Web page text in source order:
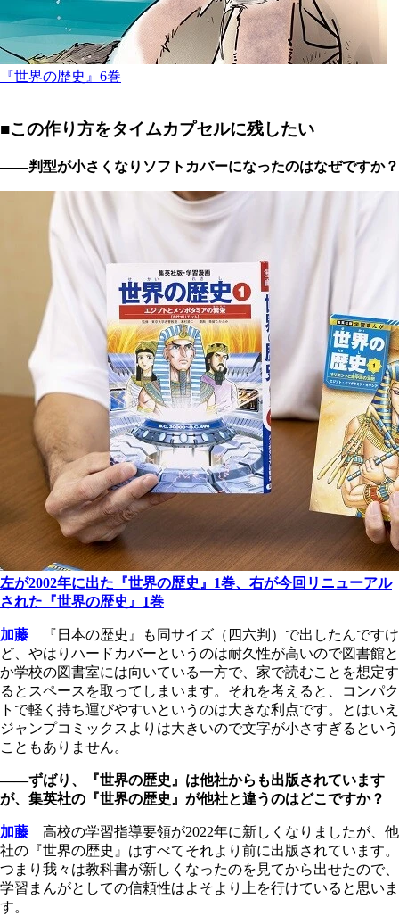
『世界の歴史』6巻
■この作り方をタイムカプセルに残したい
――判型が小さくなりソフトカバーになったのはなぜですか？
左が2002年に出た『世界の歴史』1巻、右が今回リニューアル
された『世界の歴史』1巻
加藤 『日本の歴史』も同サイズ（四六判）で出したんですけ
ど、やはりハードカバーというのは耐久性が高いので図書館と
か学校の図書室には向いている一方で、家で読むことを想定す
るとスペースを取ってしまいます。それを考えると、コンパク
トで軽く持ち運びやすいというのは大きな利点です。とはいえ
ジャンプコミックスよりは大きいので文字が小さすぎるという
こともありません。
――ずばり、『世界の歴史』は他社からも出版されています
が、集英社の『世界の歴史』が他社と違うのはどこですか？
加藤 高校の学習指導要領が2022年に新しくなりましたが、他
社の『世界の歴史』はすべてそれより前に出版されています。
つまり我々は教科書が新しくなったのを見てから出せたので、
学習まんがとしての信頼性はよそより上を行けていると思いま
す。